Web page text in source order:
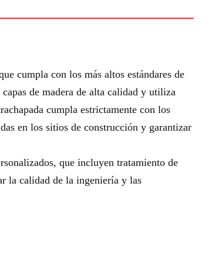
cumpla con los más altos estándares de
de madera de alta calidad y utiliza
cumpla estrictamente con los
en los sitios de construcción y garantizar
que incluyen tratamiento de
la calidad de la ingeniería y las